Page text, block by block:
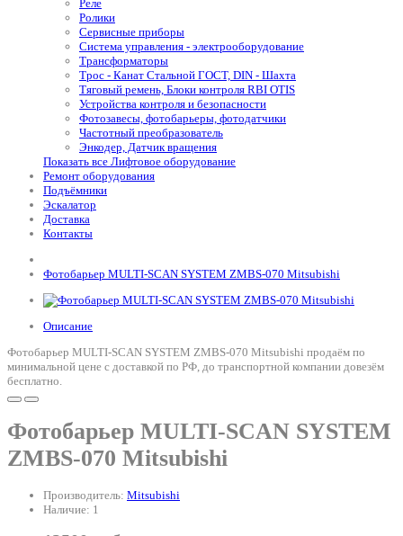
Реле
Ролики
Сервисные приборы
Система управления - электрооборудование
Трансформаторы
Трос - Канат Стальной ГОСТ, DIN - Шахта
Тяговый ремень, Блоки контроля RBI OTIS
Устройства контроля и безопасности
Фотозавесы, фотобарьеры, фотодатчики
Частотный преобразователь
Энкодер, Датчик вращения
Показать все Лифтовое оборудование
Ремонт оборудования
Подъёмники
Эскалатор
Доставка
Контакты
Фотобарьер MULTI-SCAN SYSTEM ZMBS-070 Mitsubishi
Описание
Фотобарьер MULTI-SCAN SYSTEM ZMBS-070 Mitsubishi продаём по
минимальной цене с доставкой по РФ, до транспортной компании довезём
бесплатно.
Фотобарьер MULTI-SCAN SYSTEM
ZMBS-070 Mitsubishi
Производитель: Mitsubishi
Наличие: 1